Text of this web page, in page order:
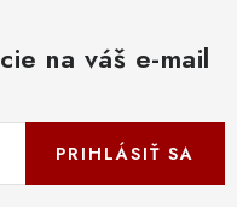
na váš e-mail
PRIHLÁSIŤ SA